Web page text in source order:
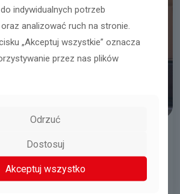
контейнерів
indywidualnych potrzeb
analizować ruch na stronie.
„Akceptuj wszystkie” oznacza
przez nas plików
Odrzuć
Dostosuj
Akceptuj wszystko